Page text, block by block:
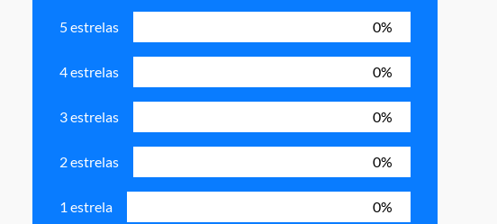
5 estrelas 0%
4 estrelas 0%
3 estrelas 0%
2 estrelas 0%
1 estrela 0%